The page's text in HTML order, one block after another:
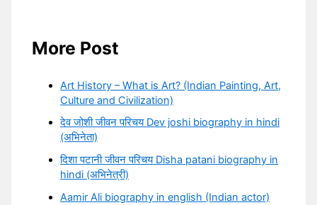
More Post
Art History – What is Art? (Indian Painting, Art,
Culture and Civilization)
देव जोशी जीवन परिचय Dev joshi biography in hindi
(अभिनेता)
दिशा पटानी जीवन परिचय Disha patani biography in
hindi (अभिनेत्री)
Aamir Ali biography in english (Indian actor)